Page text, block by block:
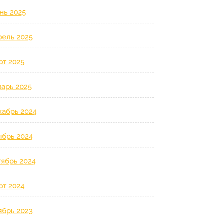
2025
2025
2025
2025
2024
2024
2024
2024
2023